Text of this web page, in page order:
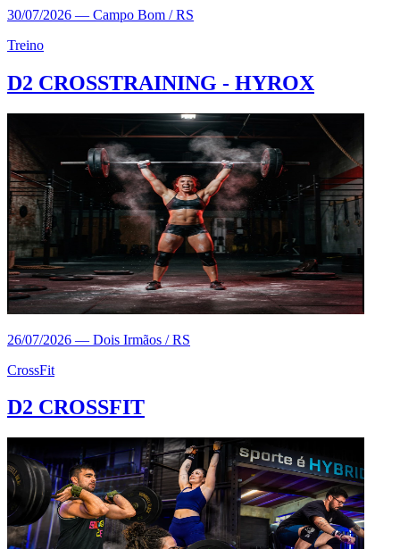
30/07/2026 — Campo Bom / RS
Treino
D2 CROSSTRAINING - HYROX
26/07/2026 — Dois Irmãos / RS
CrossFit
D2 CROSSFIT